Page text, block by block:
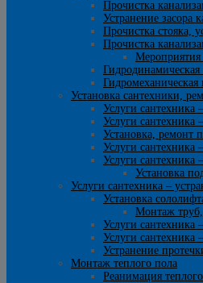
Прочистка
Устранение засора
Прочистка стояка,
Прочистка
Мероприятия
Гидромеханическая
Установка сантехники,
Услуги
Услуги сантехника
Установка, ремонт
Услуги сантехника
Услуги сантехника
Установка
Услуги сантехника –
Установка
Монтаж труб,
Услуги сантехника
Услуги сантехника
Устранение
Монтаж теплого пола
Реанимация